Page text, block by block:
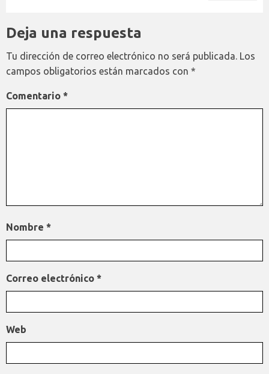
Deja una respuesta
Tu dirección de correo electrónico no será publicada. Los
campos obligatorios están marcados con *
Comentario *
Nombre *
Correo electrónico *
Web